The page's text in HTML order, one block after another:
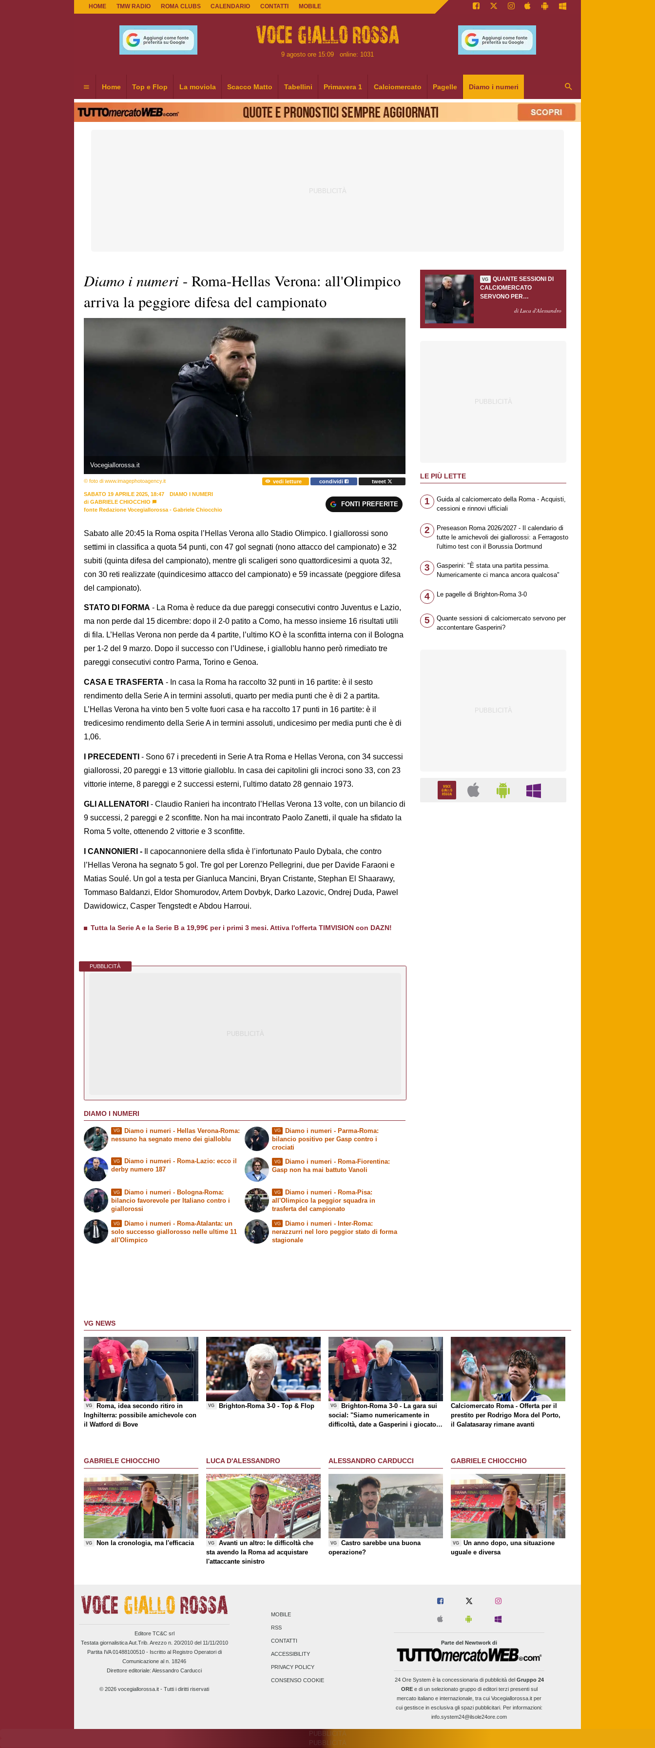
HOME TMW RADIO ROMA CLUBS CALENDARIO CONTATTI MOBILE
9 agosto ore 15:09 online: 1031
Home Top e Flop La moviola Scacco Matto Tabellini Primavera 1 Calciomercato Pagelle Diamo i numeri
Diamo i numeri - Roma-Hellas Verona: all'Olimpico
arriva la peggiore difesa del campionato
Vocegiallorossa.it
© foto di www.imagephotoagency.it vedi letture condividi tweet
SABATO 19 APRILE 2025, 18:47
DIAMO I NUMERI
di GABRIELE CHIOCCHIO
fonte Redazione Vocegiallorossa - Gabriele Chiocchio
FONTI PREFERITE
Sabato alle 20:45 la Roma ospita l’Hellas Verona allo Stadio Olimpico. I giallorossi sono
settimi in classifica a quota 54 punti, con 47 gol segnati (nono attacco del campionato) e 32
subiti (quinta difesa del campionato), mentre gli scaligeri sono quattordicesimi a quota 32,
con 30 reti realizzate (quindicesimo attacco del campionato) e 59 incassate (peggiore difesa
del campionato).
STATO DI FORMA - La Roma è reduce da due pareggi consecutivi contro Juventus e Lazio,
ma non perde dal 15 dicembre: dopo il 2-0 patito a Como, ha messo insieme 16 risultati utili
di fila. L’Hellas Verona non perde da 4 partite, l’ultimo KO è la sconfitta interna con il Bologna
per 1-2 del 9 marzo. Dopo il successo con l’Udinese, i gialloblu hanno però rimediato tre
pareggi consecutivi contro Parma, Torino e Genoa.
CASA E TRASFERTA - In casa la Roma ha raccolto 32 punti in 16 partite: è il sesto
rendimento della Serie A in termini assoluti, quarto per media punti che è di 2 a partita.
L’Hellas Verona ha vinto ben 5 volte fuori casa e ha raccolto 17 punti in 16 partite: è il
tredicesimo rendimento della Serie A in termini assoluti, undicesimo per media punti che è di
1,06.
I PRECEDENTI - Sono 67 i precedenti in Serie A tra Roma e Hellas Verona, con 34 successi
giallorossi, 20 pareggi e 13 vittorie gialloblu. In casa dei capitolini gli incroci sono 33, con 23
vittorie interne, 8 pareggi e 2 successi esterni, l'ultimo datato 28 gennaio 1973.
GLI ALLENATORI - Claudio Ranieri ha incontrato l’Hellas Verona 13 volte, con un bilancio di
9 successi, 2 pareggi e 2 sconfitte. Non ha mai incontrato Paolo Zanetti, il quale ha sfidato la
Roma 5 volte, ottenendo 2 vittorie e 3 sconfitte.
I CANNONIERI - Il capocannoniere della sfida è l’infortunato Paulo Dybala, che contro
l’Hellas Verona ha segnato 5 gol. Tre gol per Lorenzo Pellegrini, due per Davide Faraoni e
Matias Soulé. Un gol a testa per Gianluca Mancini, Bryan Cristante, Stephan El Shaarawy,
Tommaso Baldanzi, Eldor Shomurodov, Artem Dovbyk, Darko Lazovic, Ondrej Duda, Pawel
Dawidowicz, Casper Tengstedt e Abdou Harroui.
Tutta la Serie A e la Serie B a 19,99€ per i primi 3 mesi. Attiva l'offerta TIMVISION con DAZN!
PUBBLICITÀ
DIAMO I NUMERI
VG Diamo i numeri - Hellas Verona-Roma:
nessuno ha segnato meno dei gialloblu
VG Diamo i numeri - Roma-Lazio: ecco il
derby numero 187
VG Diamo i numeri - Parma-Roma:
bilancio positivo per Gasp contro i
crociati
VG Diamo i numeri - Roma-Fiorentina:
Gasp non ha mai battuto Vanoli
VG Diamo i numeri - Bologna-Roma:
bilancio favorevole per Italiano contro i
giallorossi
VG Diamo i numeri - Roma-Atalanta: un
solo successo giallorosso nelle ultime 11
all'Olimpico
VG Diamo i numeri - Roma-Pisa:
all'Olimpico la peggior squadra in
trasferta del campionato
VG Diamo i numeri - Inter-Roma:
nerazzurri nel loro peggior stato di forma
stagionale
VG
QUANTE SESSIONI DI
CALCIOMERCATO
SERVONO PER
GASPERINI?di Luca d'Alessandro
LE PIÙ LETTE
1
Guida al calciomercato della Roma - Acquisti,
cessioni e rinnovi ufficiali
2
Preseason Roma 2026/2027 - Il calendario di
tutte le amichevoli dei giallorossi: a Ferragosto
l'ultimo test con il Borussia Dortmund
3
Gasperini: "È stata una partita pessima.
Numericamente ci manca ancora qualcosa"
4 Le pagelle di Brighton-Roma 3-0
5
Quante sessioni di calciomercato servono per
accontentare Gasperini?
VG NEWS
VG
Roma, idea secondo ritiro in
Inghilterra: possibile amichevole con
il Watford di Bove
VG Brighton-Roma 3-0 -Top & Flop VG
Brighton-Roma 3-0 - La gara sui
social : "Siamo numericamente in
difficoltà, date a Gasperini i giocatori
Calciomercato Roma - Offerta per il
prestito per Rodrigo Mora del Porto,
il Galatasaray rimane avanti
GABRIELE CHIOCCHIO
VG Non la cronologia, ma l'efficacia
LUCA D'ALESSANDRO
VG
Avanti un altro: le difficoltà che
sta avendo la Roma ad acquistare
l'attaccante sinistro
ALESSANDRO CARDUCCI
VG
Castro sarebbe una buona
operazione?
GABRIELE CHIOCCHIO
VG
Un anno dopo, una situazione
uguale e diversa
Editore TC&C srl
Testata giornalistica Aut.Trib. Arezzo n. 20/2010 del 11/11/2010
Partita IVA 01488100510 - Iscritto al Registro Operatori di
Comunicazione al n. 18246
Direttore editoriale: Alessandro Carducci
© 2026 vocegiallorossa.it - Tutti i diritti riservati
MOBILE
RSS
CONTATTI
ACCESSIBILITY
PRIVACY POLICY
CONSENSO COOKIE
Parte del Newtwork di
24 Ore Systemè la concessionaria di pubblicità del Gruppo 24
OREe di un selezionato gruppo di editori terzi presenti sul
mercato italiano e internazionale, tra cui Vocegiallorossa.it per
cui gestisce in esclusiva gli spazi pubblicitari. Per informazioni:
info.system24@ilsole24ore.com